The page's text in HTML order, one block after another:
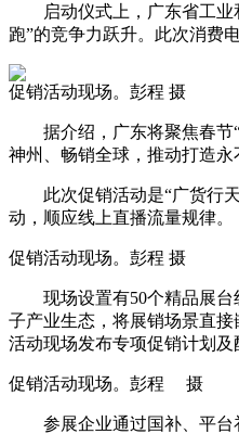
启动仪式上，广东省工业和
跑”的竞争力跃升。此次消费
促销活动现场。彭程 摄
据介绍，广东将聚焦春节“
神州、畅销全球，推动打造永
此次促销活动是“广货行天
动，顺应线上直播流量规律。
促销活动现场。彭程 摄
现场设置有50个精品展台线
子产业生态，将展销场景直
活动现场发布专项促销计划及
促销活动现场。彭程 摄
参展企业通过国补、平台补